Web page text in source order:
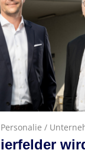
Personalie /